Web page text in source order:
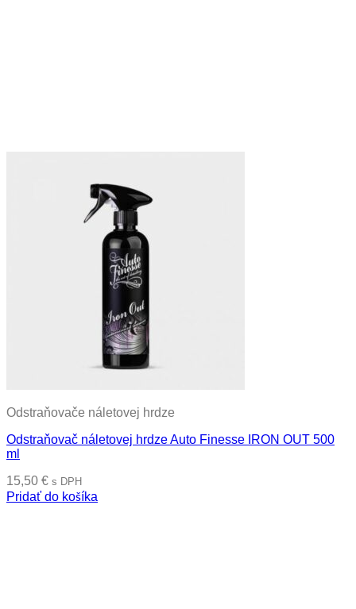
Odstraňovače náletovej hrdze
Odstraňovač náletovej hrdze Auto Finesse IRON OUT 500
ml
15,50 € s DPH
Pridať do košíka